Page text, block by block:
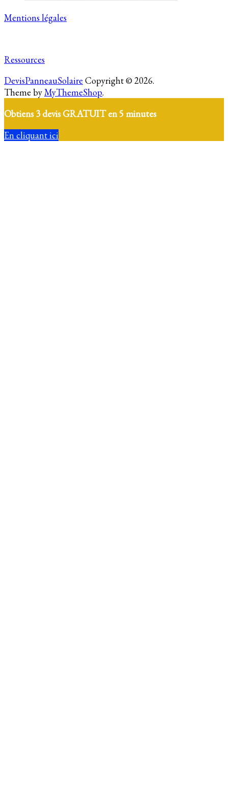
Mentions légales
Ressources
DevisPanneauSolaire Copyright © 2026.
Theme byMyThemeShop.
Obtiens 3 devis GRATUIT en 5 minutes
En cliquant ici